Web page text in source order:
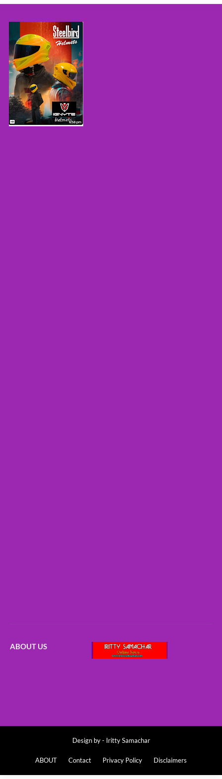
ABOUT US
Design by - Iritty Samachar
ABOUT Contact Privacy Policy Disclaimers